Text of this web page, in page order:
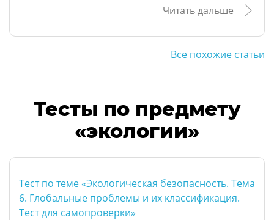
Читать дальше
Все похожие статьи
Тесты по предмету
«экологии»
Тест по теме «Экологическая безопасность. Тема
6. Глобальные проблемы и их классификация.
Тест для самопроверки»